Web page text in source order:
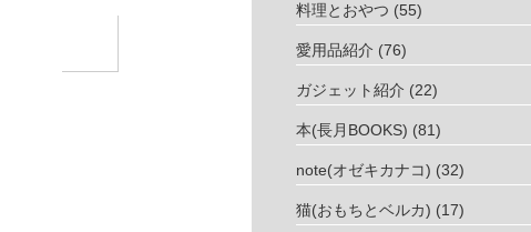
料理とおやつ (55)
愛用品紹介 (76)
ガジェット紹介 (22)
本(長月BOOKS) (81)
note(オゼキカナコ) (32)
猫(おもちとベルカ) (17)